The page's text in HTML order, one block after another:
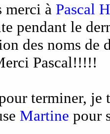
à Pascal
pendant le
des noms de
Pascal!!!!!
terminer, je
Martine pour